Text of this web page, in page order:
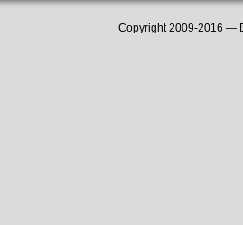
Copyright 2009-2016 —